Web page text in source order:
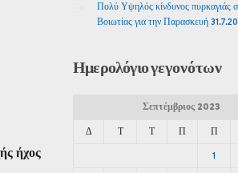
ήχος
Πολύ Υψηλός κίνδυνος πυρκαγιάς
Βοιωτίας για την Παρασκευή
Ημερολόγιογεγονότων
Σεπτέμβριος 2023
Δ Τ Τ Π Π
1